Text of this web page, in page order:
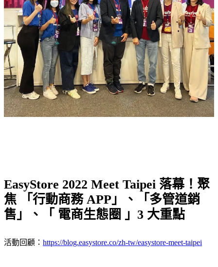
EasyStore 2022 Meet Taipei 落幕！聚
焦 「行動商務 APP」、「多管道銷
售」、「 電商生態圈 」3 大重點
活動回顧： https://blog.easystore.co/zh-tw/easystore-meet-taipei